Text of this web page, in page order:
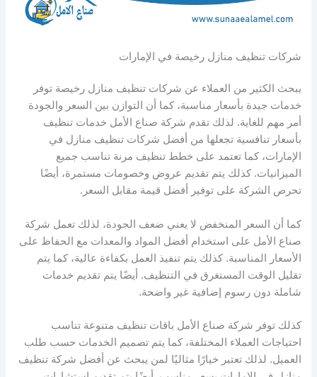
شركات تنظيف منازل رخيصة في الإمارات
يبحث الكثير من العملاء عن شركات تنظيف منازل رخيصة توفر
خدمات جيدة بأسعار مناسبة، كما أن التوازن بين السعر والجودة
أمر مهم للغاية. لذلك تقدم شركة صناع الأمل خدمات تنظيف
بأسعار تنافسية تجعلها من أفضل شركات تنظيف منازل في
الإمارات، كما تعتمد على خطط تنظيف مرنة تناسب جميع
الميزانيات. كذلك يتم تقديم عروض وخصومات مستمرة، أيضًا
تحرص الشركة على توفير أفضل قيمة مقابل السعر.
كما أن السعر المنخفض لا يعني ضعف الجودة، لذلك تعمل شركة
صناع الأمل على استخدام أفضل المواد والمعدات مع الحفاظ على
الأسعار المناسبة. كذلك يتم تنفيذ العمل بكفاءة عالية، كما يتم
تقليل الوقت المستغرق في التنظيف. أيضًا يتم تقديم خدمات
شاملة دون رسوم إضافية غير واضحة.
كذلك توفر شركة صناع الأمل باقات تنظيف متنوعة تناسب
احتياجات العملاء المختلفة، كما يتم تصميم الخدمات حسب طلب
العميل. لذلك تعتبر خيارًا مثاليًا لمن يبحث عن أفضل شركة تنظيف